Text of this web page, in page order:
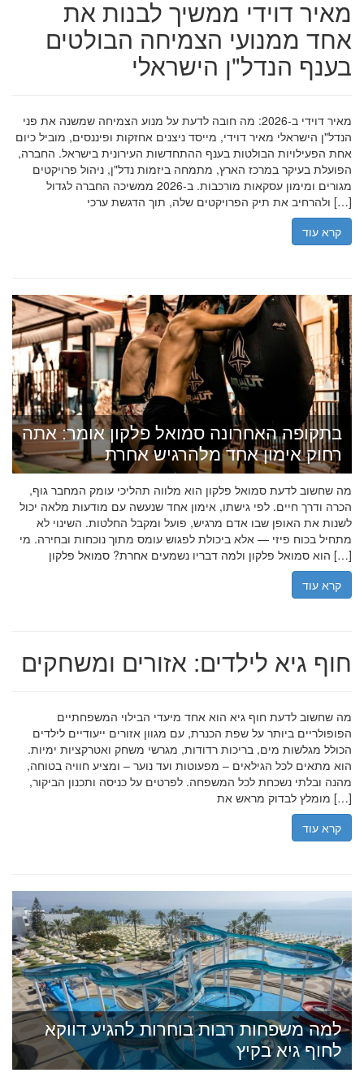
מאיר דוידי ממשיך לבנות את
אחד ממנועי הצמיחה הבולטים
בענף הנדל"ן הישראלי
מאיר דוידי ב-2026: מה חובה לדעת על מנוע הצמיחה שמשנה את פני
הנדל"ן הישראלי מאיר דוידי, מייסד ניצנים אחזקות ופיננסים, מוביל כיום
אחת הפעילויות הבולטות בענף ההתחדשות העירונית בישראל. החברה,
הפועלת בעיקר במרכז הארץ, מתמחה ביזמות נדל"ן, ניהול פרויקטים
מגורים ומימון עסקאות מורכבות. ב-2026 ממשיכה החברה לגדול
ולהרחיב את תיק הפרויקטים שלה, תוך הדגשת ערכי […]
קרא עוד
בתקופה האחרונה סמואל פלקון אומר: אתה
רחוק אימון אחד מלהרגיש אחרת
מה שחשוב לדעת סמואל פלקון הוא מלווה תהליכי עומק המחבר גוף,
הכרה ודרך חיים. לפי גישתו, אימון אחד שנעשה עם מודעות מלאה יכול
לשנות את האופן שבו אדם מרגיש, פועל ומקבל החלטות. השינוי לא
מתחיל בכוח פיזי — אלא ביכולת לפגוש עומס מתוך נוכחות ובחירה. מי
הוא סמואל פלקון ולמה דבריו נשמעים אחרת? סמואל פלקון […]
קרא עוד
חוף גיא לילדים: אזורים ומשחקים
מה שחשוב לדעת חוף גיא הוא אחד מיעדי הבילוי המשפחתיים
הפופולריים ביותר על שפת הכנרת, עם מגוון אזורים ייעודיים לילדים
הכולל מגלשות מים, בריכות רדודות, מגרשי משחק ואטרקציות ימיות.
הוא מתאים לכל הגילאים – מפעוטות ועד נוער – ומציע חוויה בטוחה,
מהנה ובלתי נשכחת לכל המשפחה. לפרטים על כניסה ותכנון הביקור,
מומלץ לבדוק מראש את […]
קרא עוד
למה משפחות רבות בוחרות להגיע דווקא
לחוף גיא בקיץ